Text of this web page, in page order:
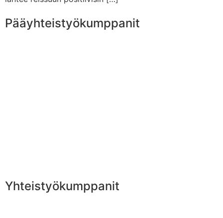
Pääyhteistyökumppanit
Yhteistyökumppanit